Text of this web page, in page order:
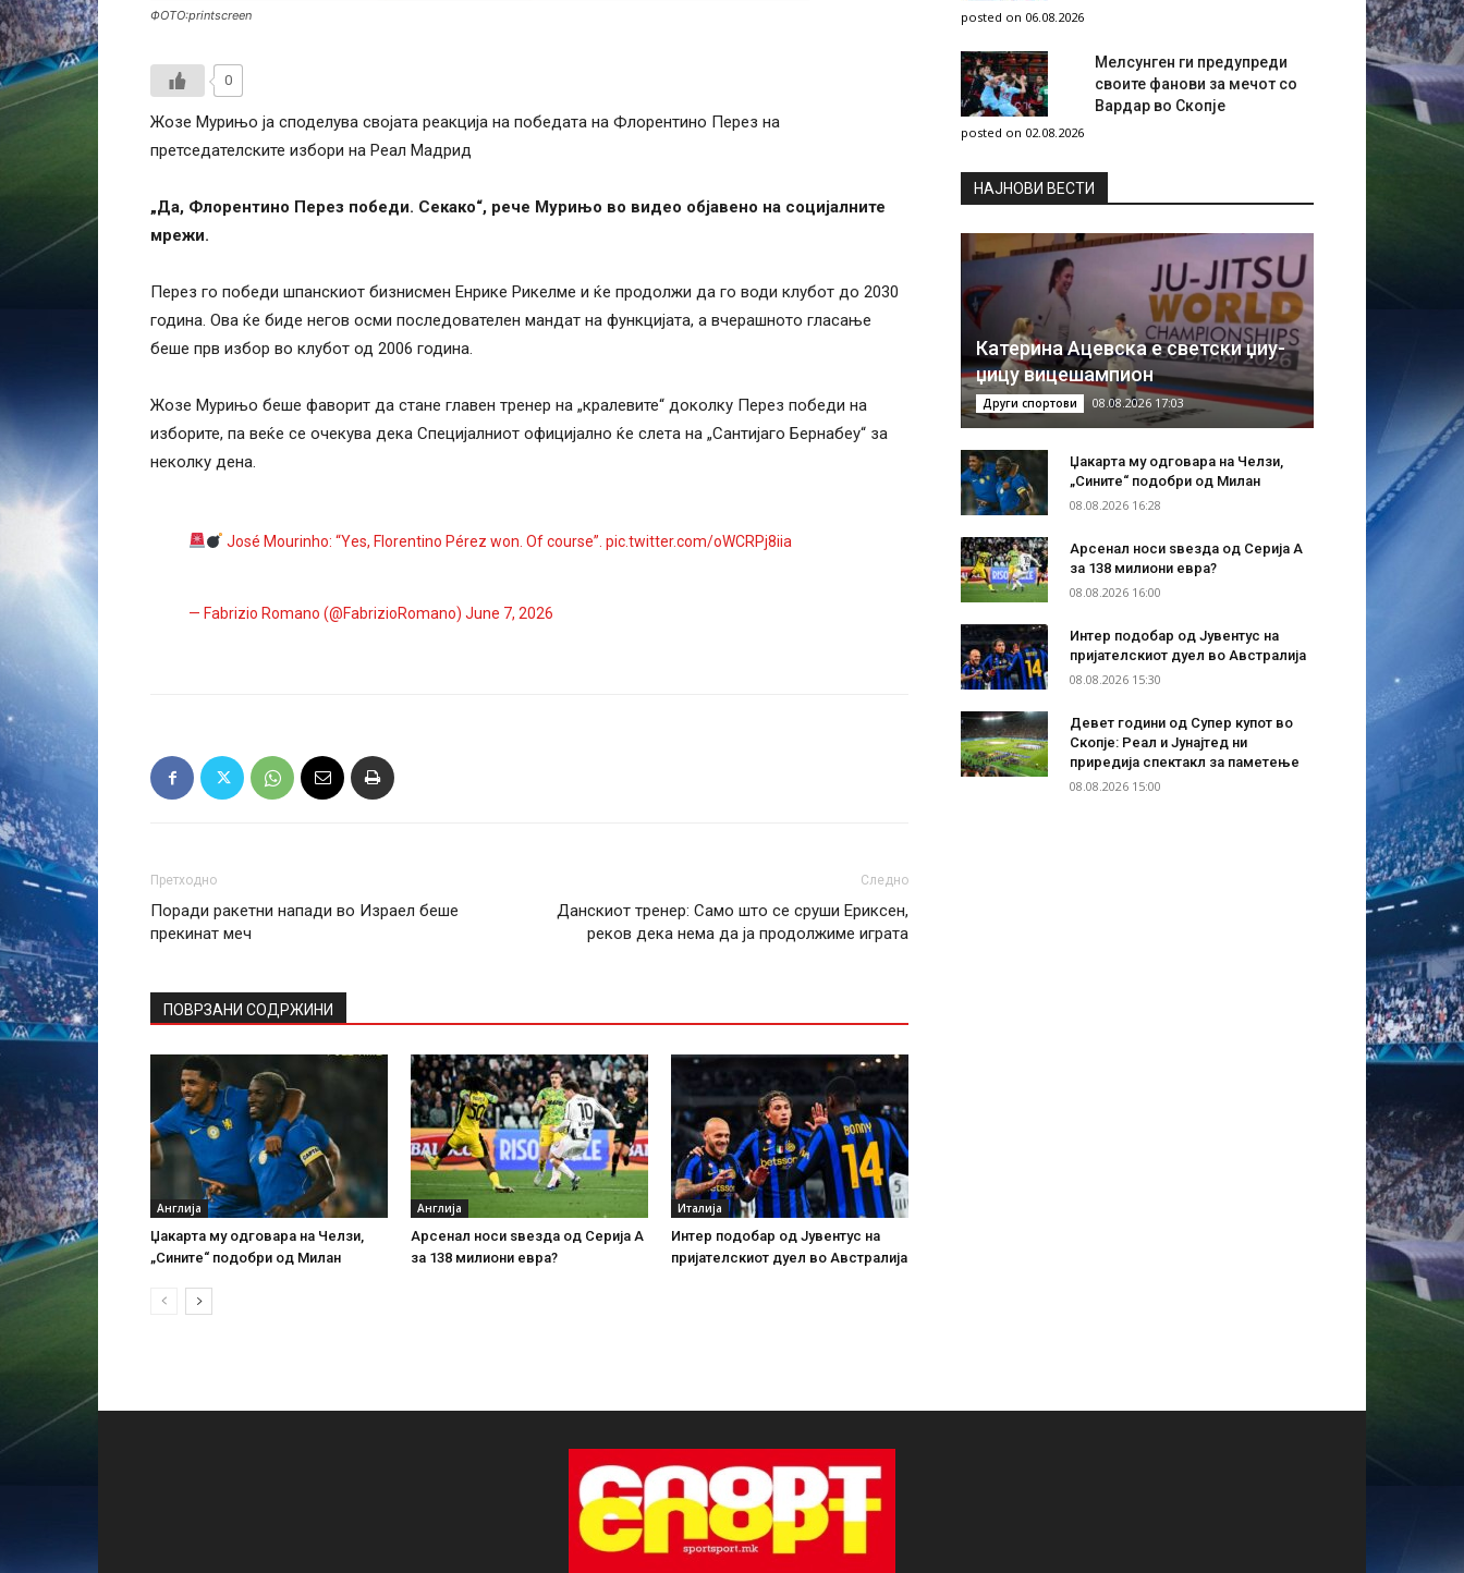
ФОТО:printscreen
0
Жозе Мурињо ја споделува својата реакција на победата на Флорентино Перез на
претседателските избори на Реал Мадрид
„Да, Флорентино Перез победи. Секако“, рече Мурињо во видео објавено на социјалните
мрежи.
Перез го победи шпанскиот бизнисмен Енрике Рикелме и ќе продолжи да го води клубот до 2030
година. Ова ќе биде негов осми последователен мандат на функцијата, а вчерашното гласање
беше прв избор во клубот од 2006 година.
Жозе Мурињо беше фаворит да стане главен тренер на „кралевите“ доколку Перез победи на
изборите, па веќе се очекува дека Специјалниот официјално ќе слета на „Сантијаго Бернабеу“ за
неколку дена.
José Mourinho: “Yes, Florentino Pérez won. Of course”. pic.twitter.com/oWCRPj8iia
— Fabrizio Romano (@FabrizioRomano) June 7, 2026
Претходно
Поради ракетни напади во Израел беше
прекинат меч
Следно
Данскиот тренер: Само што се сруши Ериксен,
реков дека нема да ја продолжиме играта
ПОВРЗАНИ СОДРЖИНИ
Англија
Џакарта му одговара на Челзи,
„Сините“ подобри од Милан
Англија
Арсенал носи ѕвезда од Серија А
за 138 милиони евра?
Италија
Интер подобар од Јувентус на
пријателскиот дуел во Австралија
posted on 06.08.2026
Мелсунген ги предупреди
своите фанови за мечот со
Вардар во Скопје
posted on 02.08.2026
НAЈНОВИ ВЕСТИ
Катерина Ацевска е светски џиу-
џицу вицешампион
Други спортови 08.08.2026 17:03
Џакарта му одговара на Челзи,
„Сините“ подобри од Милан
08.08.2026 16:28
Арсенал носи ѕвезда од Серија А
за 138 милиони евра?
08.08.2026 16:00
Интер подобар од Јувентус на
пријателскиот дуел во Австралија
08.08.2026 15:30
Девет години од Супер купот во
Скопје: Реал и Јунајтед ни
приредија спектакл за паметење
08.08.2026 15:00